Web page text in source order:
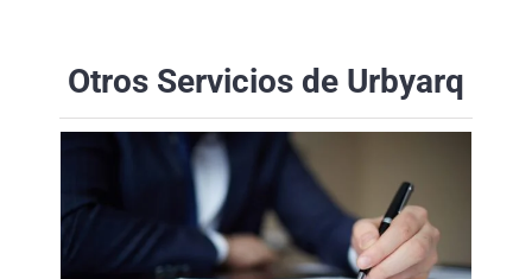
Otros Servicios de Urbyarq